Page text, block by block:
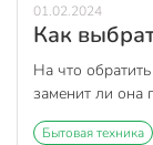
Как
01.02.2024
На что
заменит ли она
Бытовая техника